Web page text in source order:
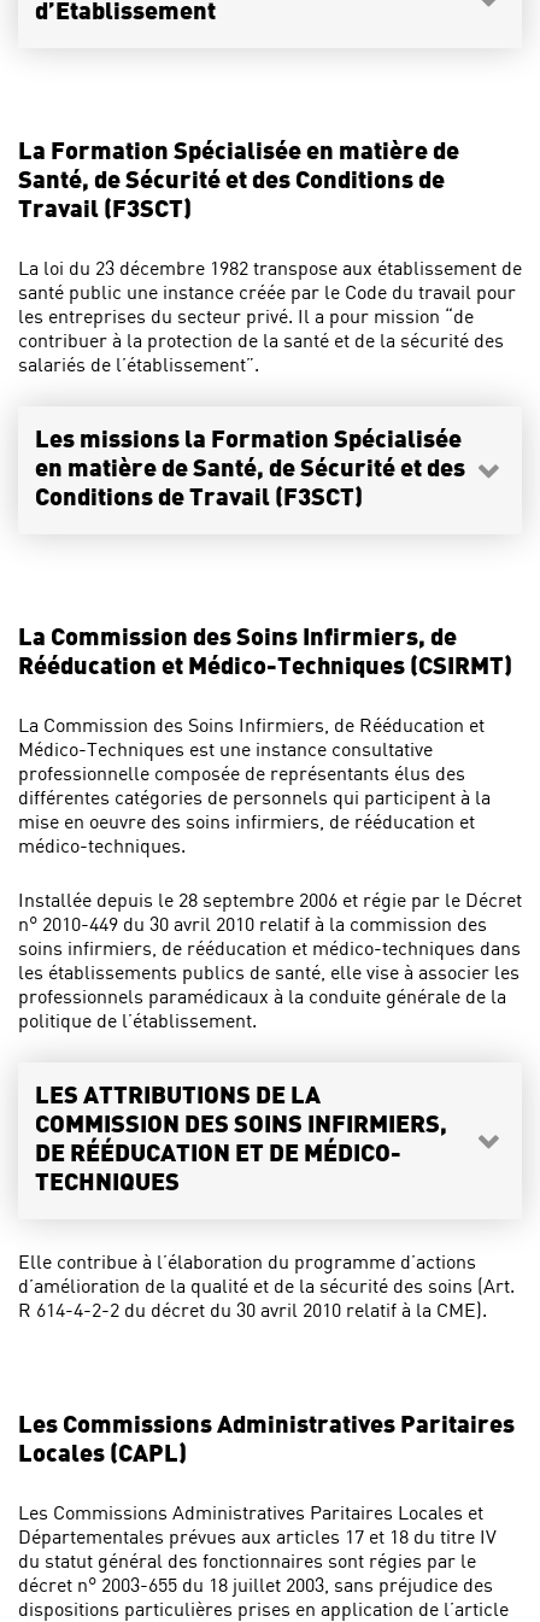
d’Etablissement
La Formation Spécialisée en matière de
Santé, de Sécurité et des Conditions de
Travail (F3SCT)
La loi du 23 décembre 1982 transpose aux établissement de
santé public une instance créée par le Code du travail pour
les entreprises du secteur privé. Il a pour mission “de
contribuer à la protection de la santé et de la sécurité des
salariés de l’établissement”.
Les missions la Formation Spécialisée
en matière de Santé, de Sécurité et des
Conditions de Travail (F3SCT)
La Commission des Soins Infirmiers, de
Rééducation et Médico-Techniques (CSIRMT)
La Commission des Soins Infirmiers, de Rééducation et
Médico-Techniques est une instance consultative
professionnelle composée de représentants élus des
différentes catégories de personnels qui participent à la
mise en oeuvre des soins infirmiers, de rééducation et
médico-techniques.
Installée depuis le 28 septembre 2006 et régie par le Décret
n° 2010-449 du 30 avril 2010 relatif à la commission des
soins infirmiers, de rééducation et médico-techniques dans
les établissements publics de santé, elle vise à associer les
professionnels paramédicaux à la conduite générale de la
politique de l’établissement.
LES ATTRIBUTIONS DE LA
COMMISSION DES SOINS INFIRMIERS,
DE RÉÉDUCATION ET DE MÉDICO-
TECHNIQUES
Elle contribue à l’élaboration du programme d’actions
d’amélioration de la qualité et de la sécurité des soins (Art.
R 614-4-2-2 du décret du 30 avril 2010 relatif à la CME).
Les Commissions Administratives Paritaires
Locales (CAPL)
Les Commissions Administratives Paritaires Locales et
Départementales prévues aux articles 17 et 18 du titre IV
du statut général des fonctionnaires sont régies par le
décret n° 2003-655 du 18 juillet 2003, sans préjudice des
dispositions particulières prises en application de l’article